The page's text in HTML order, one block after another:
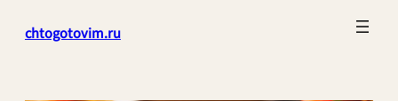
chtogotovim.ru